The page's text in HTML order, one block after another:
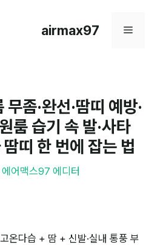
airmax97 메
좀·완선·땀띠 예방·
룸 습기 속 발·사타
띠 한 번에 잡는 법
에어맥스97 에디터
온다습 + 땀 + 신발·실내 통풍 부